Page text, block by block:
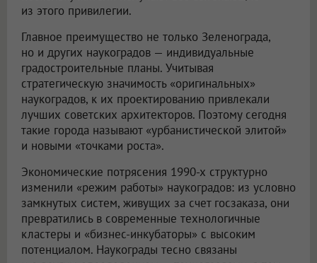
из этого привилегии.
Главное преимущество не только Зеленограда,
но и других наукоградов — индивидуальные
градостроительные планы. Учитывая
стратегическую значимость «оригинальных»
наукоградов, к их проектированию привлекали
лучших советских архитекторов. Поэтому сегодня
такие города называют «урбанистической элитой»
и новыми «точками роста».
Экономические потрясения 1990-х структурно
изменили «режим работы» наукоградов: из условно
замкнутых систем, живущих за счет госзаказа, они
превратились в современные технологичные
кластеры и «бизнес-инкубаторы» с высоким
потенциалом. Наукограды тесно связаны